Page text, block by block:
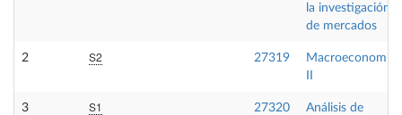
la investigación
de mercados
2 S2 27319
Macroeconomía
3 S1 27320
Análisis de